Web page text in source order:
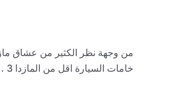
خامات السيارة اقل من المازدا 3 . لكنها قريبة جداً من خامات منافسيها في السوق مثل تويوتا ياريس